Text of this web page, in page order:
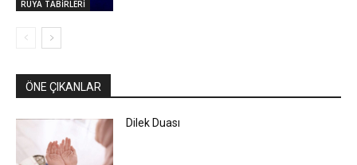
RÜYA TABİRLERİ
ÖNE ÇIKANLAR
Dilek Duası